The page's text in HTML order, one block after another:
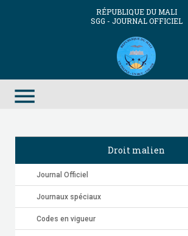
RÉPUBLIQUE DU MALI
SGG - JOURNAL OFFICIEL
menu
Droit malien
Journal Officiel
Journaux spéciaux
Codes en vigueur